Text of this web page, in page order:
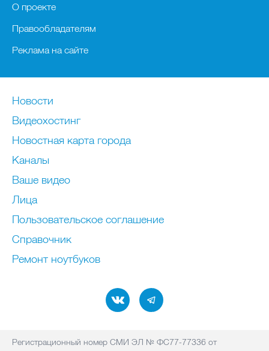
О проекте
Правообладателям
Реклама на сайте
Новости
Видеохостинг
Новостная карта города
Каналы
Ваше видео
Лица
Пользовательское соглашение
Справочник
Ремонт нoутбуков
Регистрационный номер СМИ ЭЛ № ФС77-77336 от